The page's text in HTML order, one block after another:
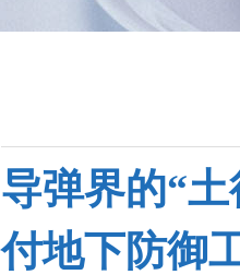
导弹界的“
付地下防御